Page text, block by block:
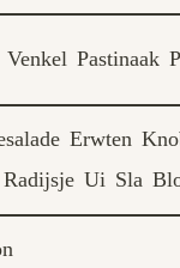
Venkel Pastinaak
Erwten
Radijsje Ui Sla